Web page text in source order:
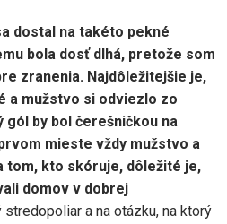
dostal na takéto pekné
bola dosť dlhá, pretože som
zranenia. Najdôležitejšie je,
a mužstvo si odviezlo zo
by bol čerešničkou na
mieste vždy mužstvo a
tom, kto skóruje, dôležité je,
domov v dobrej
a na otázku, na ktorý